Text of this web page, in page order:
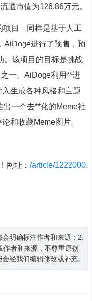
通市值为126.86万元。
目，同样是基于人工
AiDoge进行了预售，预
。该项目的目标是挑战
一。AiDoge利用**进
生成各种风格和主题
一个去**化的Meme社
和收藏Meme图片。
网址： /article/1222000.
明确标注作者和来源；2.
者和来源，不尊重原创
经我们编辑修改或补充。